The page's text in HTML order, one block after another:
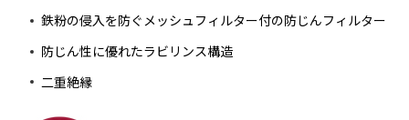
鉄粉の侵入を防ぐメッシュフィルター付の防じんフィルター
防じん性に優れたラビリンス構造
二重絶縁